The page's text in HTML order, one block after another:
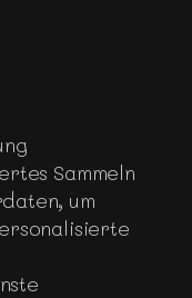
Sammeln
um